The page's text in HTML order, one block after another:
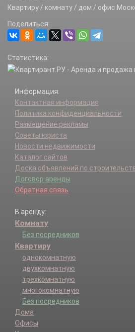
Квартиру / комнату / дом / офис
Поделиться:
Статистика:
Информация:
Контактная информация
Политика конфиденциальности
Размещение рекламы
Советы юриста
Новости недвижимости
Каталог сайтов
Доска объявлений по
Договор аренды
Обратная связь
В аренду:
Комнату
Без посредников
Квартиру
однокомнатную
двухкомнатную
трехкомнатную
многокомнатную
Без посредников
Дома
Офисы